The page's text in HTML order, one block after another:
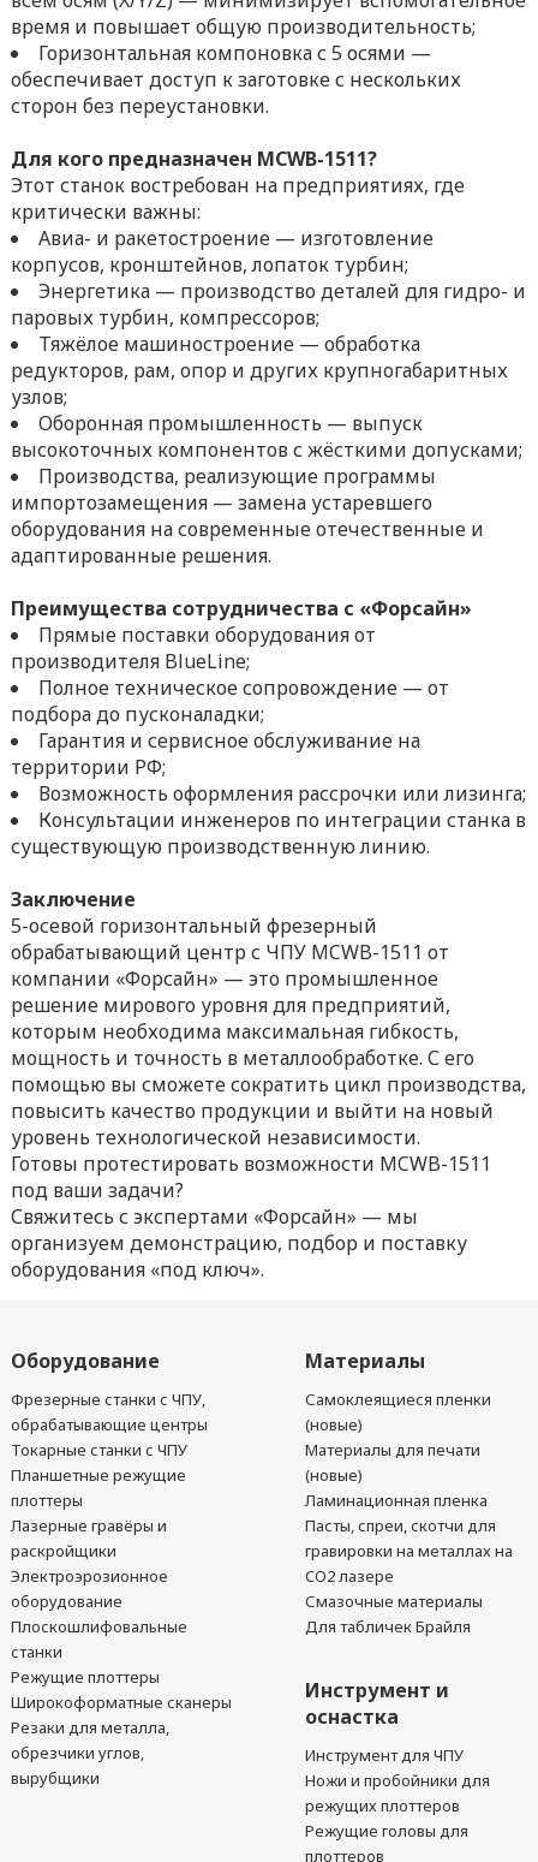
время и повышает общую производительность;
Горизонтальная компоновка с 5 осями —
обеспечивает доступ к заготовке с нескольких
сторон без переустановки.
Для кого предназначен MCWB-1511?
Этот станок востребован на предприятиях, где
критически важны:
Авиа- и ракетостроение — изготовление
корпусов, кронштейнов, лопаток турбин;
Энергетика — производство деталей для гидро- и
паровых турбин, компрессоров;
Тяжёлое машиностроение — обработка
редукторов, рам, опор и других крупногабаритных
узлов;
Оборонная промышленность — выпуск
высокоточных компонентов с жёсткими допусками;
Производства, реализующие программы
импортозамещения — замена устаревшего
оборудования на современные отечественные и
адаптированные решения.
Преимущества сотрудничества с «Форсайн»
Прямые поставки оборудования от
производителя BlueLine;
Полное техническое сопровождение — от
подбора до пусконаладки;
Гарантия и сервисное обслуживание на
территории РФ;
Возможность оформления рассрочки или лизинга;
Консультации инженеров по интеграции станка в
существующую производственную линию.
Заключение
5-осевой горизонтальный фрезерный
обрабатывающий центр с ЧПУ MCWB-1511 от
компании «Форсайн» — это промышленное
решение мирового уровня для предприятий,
которым необходима максимальная гибкость,
мощность и точность в металлообработке. С его
помощью вы сможете сократить цикл производства,
повысить качество продукции и выйти на новый
уровень технологической независимости.
Готовы протестировать возможности MCWB-1511
под ваши задачи?
Свяжитесь с экспертами «Форсайн» — мы
организуем демонстрацию, подбор и поставку
оборудования «под ключ».
Оборудование
Фрезерные станки с ЧПУ,
обрабатывающие центры
Токарные станки с ЧПУ
Планшетные режущие
плоттеры
Лазерные гравёры и
раскройщики
Электроэрозионное
оборудование
Плоскошлифовальные
станки
Режущие плоттеры
Широкоформатные сканеры
Резаки для металла,
обрезчики углов,
вырубщики
Материалы
Самоклеящиеся пленки
(новые)
Материалы для печати
(новые)
Ламинационная пленка
Пасты, спреи, скотчи для
гравировки на металлах на
CO2 лазере
Смазочные материалы
Для табличек Брайля
Инструмент и
оснастка
Инструмент для ЧПУ
Ножи и пробойники для
режущих плоттеров
Режущие головы для
плоттеров